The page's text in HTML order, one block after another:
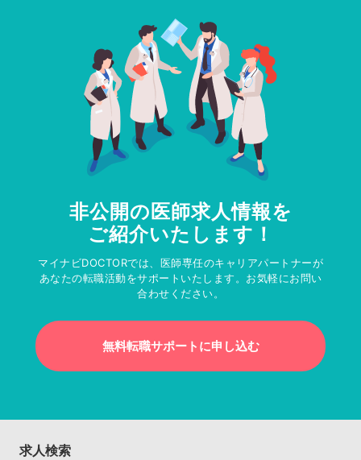
非公開の医師求人情報を
ご紹介いたします！
マイナビDOCTORでは、医師専任のキャリアパートナーが
あなたの転職活動をサポートいたします。お気軽にお問い
合わせください。
無料転職サポートに申し込む
求人検索